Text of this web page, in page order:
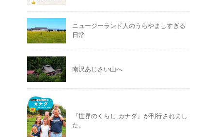
ニュージーランド人のうらやましすぎる
日常
南沢あじさい山へ
『世界のくらし カナダ』が刊行されまし
た。